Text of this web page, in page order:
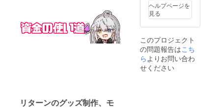
リターンのグッズ制作、モ
ヘルプページを
見る
このプロジェクト
の問題報告はこち
ら よりお問い合わ
せください